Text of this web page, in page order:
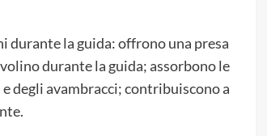
durante la guida: offrono una presa
durante la guida; assorbono le
degli avambracci; contribuiscono a